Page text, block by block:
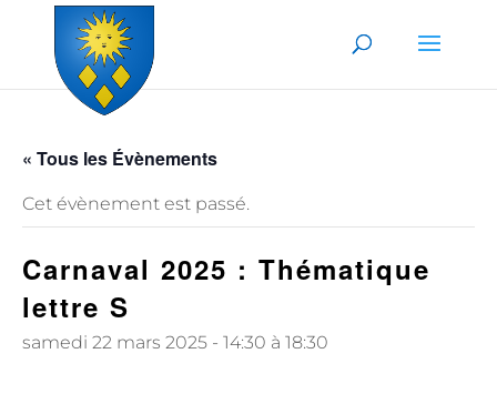
Skip to content
« Tous les Évènements
Cet évènement est passé.
Carnaval 2025 : Thématique
lettre S
samedi 22 mars 2025 - 14:30 à 18:30